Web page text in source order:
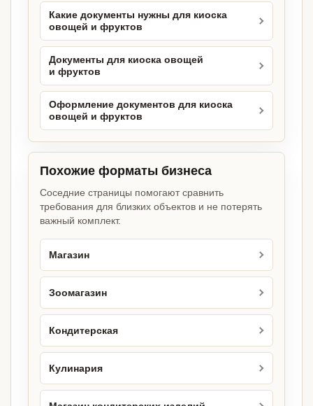
Какие документы нужны для киоска
овощей и фруктов
Документы для киоска овощей
и фруктов
Оформление документов для киоска
овощей и фруктов
Похожие форматы бизнеса
Соседние страницы помогают сравнить
требования для близких объектов и не потерять
важный комплект.
Магазин
Зоомагазин
Кондитерская
Кулинария